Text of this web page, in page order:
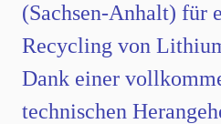
(Sachsen-Anhalt) für
Recycling von
Dank einer
technischen